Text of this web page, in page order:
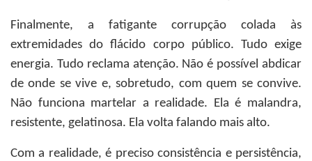
Finalmente, a fatigante corrupção colada às
extremidades do flácido corpo público. Tudo exige
energia. Tudo reclama atenção. Não é possível abdicar
de onde se vive e, sobretudo, com quem se convive.
Não funciona martelar a realidade. Ela é malandra,
resistente, gelatinosa. Ela volta falando mais alto.
Com a realidade, é preciso consistência e persistência,